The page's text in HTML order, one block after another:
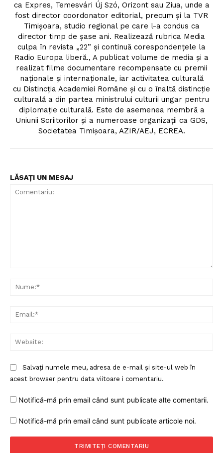
Proiecte editoriale
ca Expres, Temesvári Új Szó, Orizont sau Ziua, unde a
fost director coordonator editorial, precum și la TVR
Timişoara, studio regional pe care l-a condus ca
director timp de şase ani. Realizează rubrica Media
culpa în revista „22” și continuă corespondențele la
Radio Europa liberă., A publicat volume de media și a
realizat filme documentare recompensate cu premii
naționale și internaționale, iar activitatea culturală
cu Distincția Academiei Române și cu o înaltă distincție
culturală a din partea ministrului culturii ungar pentru
diplomație culturală. Este de asemenea membră a
Uniunii Scriitorilor și a numeroase organizații ca GDS,
Societatea Timișoara, AZIR/AEJ, ECREA.
LĂSAȚI UN MESAJ
Salvați numele meu, adresa de e-mail și site-ul web în
acest browser pentru data viitoare i comentariu.
Notifică-mă prin email când sunt publicate alte comentarii.
Notifică-mă prin email când sunt publicate articole noi.